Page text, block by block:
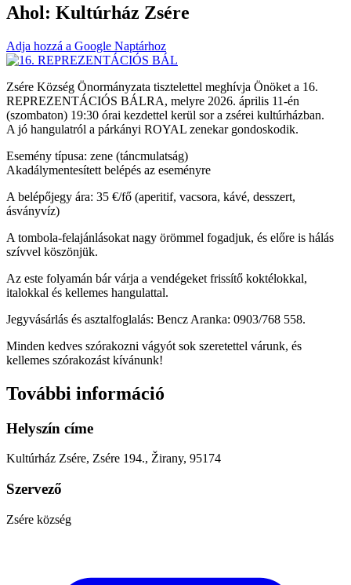
Ahol: Kultúrház Zsére
Adja hozzá a Google Naptárhoz
Zsére Község Önormányzata tisztelettel meghívja Önöket a 16.
REPREZENTÁCIÓS BÁLRA, melyre 2026. április 11-én
(szombaton) 19:30 órai kezdettel kerül sor a zsérei kultúrházban.
A jó hangulatról a párkányi ROYAL zenekar gondoskodik.
Esemény típusa: zene (táncmulatság)
Akadálymentesített belépés az eseményre
A belépőjegy ára: 35 €/fő (aperitif, vacsora, kávé, desszert,
ásványvíz)
A tombola-felajánlásokat nagy örömmel fogadjuk, és előre is hálás
szívvel köszönjük.
Az este folyamán bár várja a vendégeket frissítő koktélokkal,
italokkal és kellemes hangulattal.
Jegyvásárlás és asztalfoglalás: Bencz Aranka: 0903/768 558.
Minden kedves szórakozni vágyót sok szeretettel várunk, és
kellemes szórakozást kívánunk!
További információ
Helyszín címe
Kultúrház Zsére, Zsére 194., Žirany, 95174
Szervező
Zsére község